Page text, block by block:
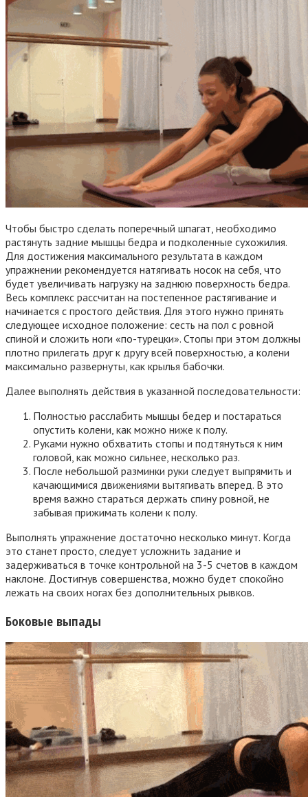
Чтобы быстро сделать поперечный шпагат, необходимо
растянуть задние мышцы бедра и подколенные сухожилия.
Для достижения максимального результата в каждом
упражнении рекомендуется натягивать носок на себя, что
будет увеличивать нагрузку на заднюю поверхность бедра.
Весь комплекс рассчитан на постепенное растягивание и
начинается с простого действия. Для этого нужно принять
следующее исходное положение: сесть на пол с ровной
спиной и сложить ноги «по-турецки». Стопы при этом должны
плотно прилегать друг к другу всей поверхностью, а колени
максимально развернуты, как крылья бабочки.
Далее выполнять действия в указанной последовательности:
Полностью расслабить мышцы бедер и постараться
опустить колени, как можно ниже к полу.
Руками нужно обхватить стопы и подтянуться к ним
головой, как можно сильнее, несколько раз.
После небольшой разминки руки следует выпрямить и
качающимися движениями вытягивать вперед. В это
время важно стараться держать спину ровной, не
забывая прижимать колени к полу.
Выполнять упражнение достаточно несколько минут. Когда
это станет просто, следует усложнить задание и
задерживаться в точке контрольной на 3-5 счетов в каждом
наклоне. Достигнув совершенства, можно будет спокойно
лежать на своих ногах без дополнительных рывков.
Боковые выпады